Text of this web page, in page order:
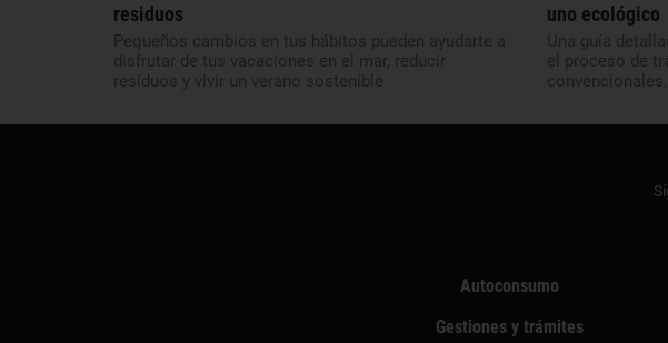
residuos
Pequeños cambios en tus hábitos pueden ayudarte a
disfrutar de tus vacaciones en el mar, reducir
residuos y vivir un verano sostenible
uno ecológico
Una guía
el proceso de
convencionales.
Autoconsumo
Gestiones y trámites